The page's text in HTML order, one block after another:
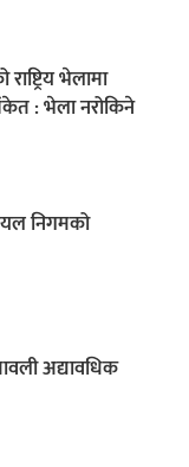
भेलामा
: भेला नरोकिने
निगमको
अद्यावधिक